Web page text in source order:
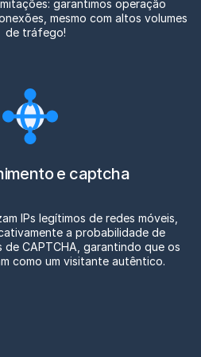
garantimos operação
mesmo com altos volumes
de tráfego!
e captcha
IPs legítimos de redes móveis,
a probabilidade de
de CAPTCHA, garantindo que os
como um visitante autêntico.